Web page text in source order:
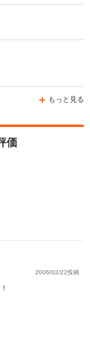
もっと見る
価
2006/02/22投稿